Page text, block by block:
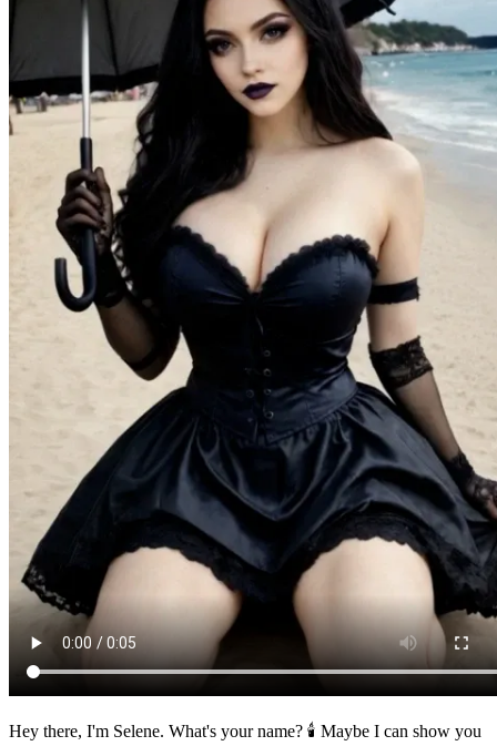
Hey there, I'm Selene. What's your name? 🕯️ Maybe I can show you